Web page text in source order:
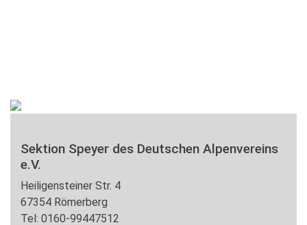
Sektion Speyer des Deutschen Alpenvereins
e.V.
Heiligensteiner Str. 4
67354 Römerberg
Tel: 0160-99447512